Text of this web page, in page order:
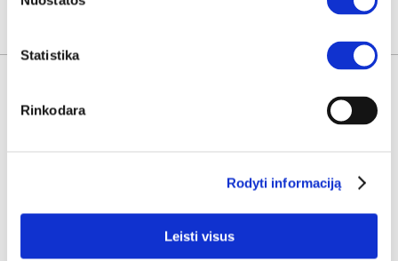
Statistika
Rinkodara
Rodyti informaciją
Leisti visus